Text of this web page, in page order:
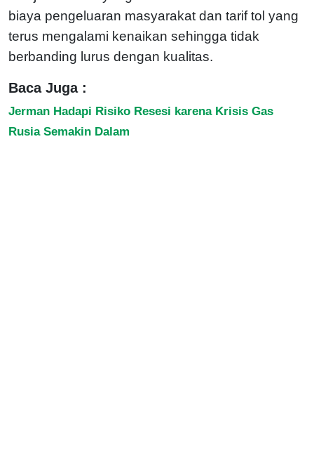
biaya pengeluaran masyarakat dan tarif tol yang
terus mengalami kenaikan sehingga tidak
berbanding lurus dengan kualitas.
Baca Juga :
Jerman Hadapi Risiko Resesi karena Krisis Gas
Rusia Semakin Dalam